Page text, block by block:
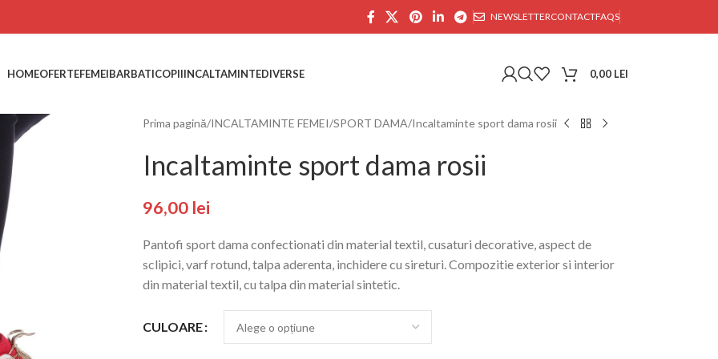
NEWSLETTERCONTACTFAQS
HOMEOFERTEFEMEIBARBATICOPIIINCALTAMINTEDIVERSE 0,00 LEI
Prima pagină INCALTAMINTE FEMEI SPORT DAMA Incaltaminte sport dama rosii
Incaltaminte sport dama rosii
96,00 lei
Pantofi sport dama confectionati din material textil, cusaturi decorative, aspect de
sclipici, varf rotund, talpa aderenta, inchidere cu sireturi. Compozitie exterior si interior
din material textil, cu talpa din material sintetic.
CULOARE